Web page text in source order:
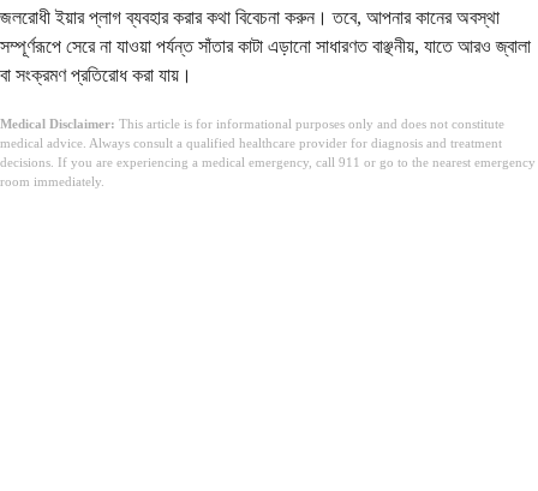
জলরোধী ইয়ার প্লাগ ব্যবহার করার কথা বিবেচনা করুন। তবে, আপনার কানের অবস্থা
সম্পূর্ণরূপে সেরে না যাওয়া পর্যন্ত সাঁতার কাটা এড়ানো সাধারণত বাঞ্ছনীয়, যাতে আরও জ্বালা
বা সংক্রমণ প্রতিরোধ করা যায়।
Medical Disclaimer: This article is for informational purposes only and does not constitute
medical advice. Always consult a qualified healthcare provider for diagnosis and treatment
decisions. If you are experiencing a medical emergency, call 911 or go to the nearest emergency
room immediately.